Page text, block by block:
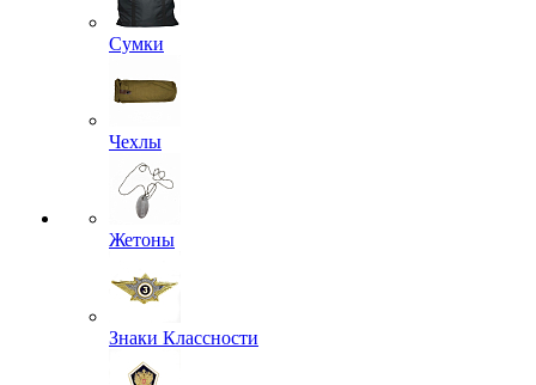
Сумки
Чехлы
Жетоны
Знаки Классности